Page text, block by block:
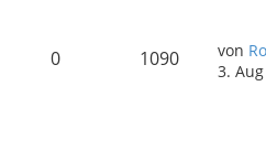
0 1090 von
3.